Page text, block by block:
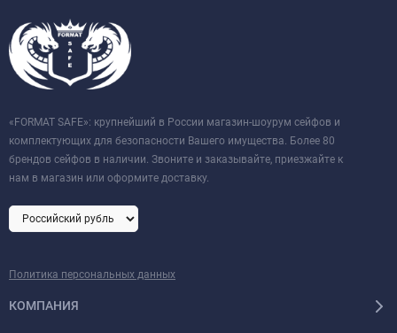
«FORMAT SAFE»: крупнейший в России магазин-шоурум сейфов и
комплектующих для безопасности Вашего имущества. Более 80
брендов сейфов в наличии. Звоните и заказывайте, приезжайте к
нам в магазин или оформите доставку.
Политика персональных данных
КОМПАНИЯ